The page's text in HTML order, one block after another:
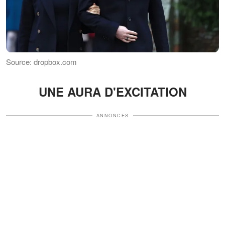
Source: dropbox.com
UNE AURA D'EXCITATION
ANNONCES